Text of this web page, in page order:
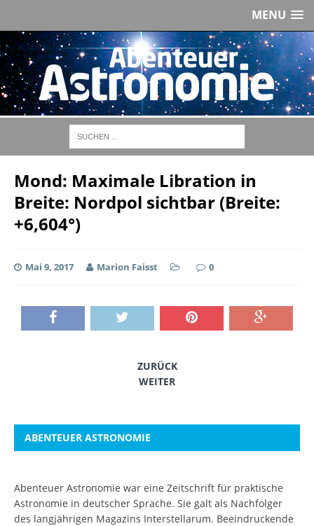
MENU
Mond: Maximale Libration in
Breite: Nordpol sichtbar (Breite:
+6,604°)
Mai 9, 2017 Marion Faisst 0
ZURÜCK
WEITER
ABENTEUER ASTRONOMIE
Abenteuer Astronomie war eine Zeitschrift für praktische
Astronomie in deutscher Sprache. Sie galt als Nachfolger
des langjährigen Magazins Interstellarum. Beeindruckende